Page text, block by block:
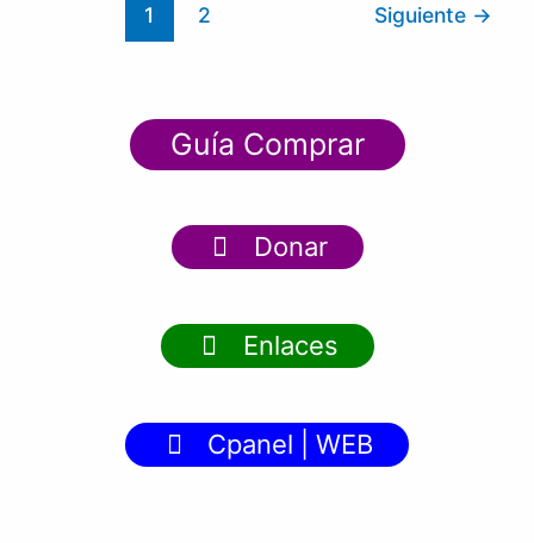
1 2 Siguiente →
Guía Comprar
Donar
Enlaces
Cpanel | WEB